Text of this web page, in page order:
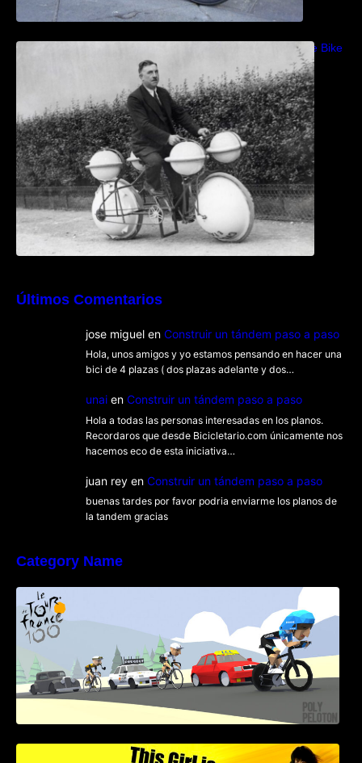
Bicicletas anfibias: Del Cyclomer al Shuttle Bike
Últimos Comentarios
jose miguelen Construir un tándem paso a paso
Hola, unos amigos y yo estamos pensando en hacer una
bici de 4 plazas ( dos plazas adelante y dos…
unaien Construir un tándem paso a paso
Hola a todas las personas interesadas en los planos.
Recordaros que desde Bicicletario.com únicamente nos
hacemos eco de esta iniciativa…
juan reyen Construir un tándem paso a paso
buenas tardes por favor podria enviarme los planos de
la tandem gracias
Category Name
This Girl Is Badass – Escena lucha en bici